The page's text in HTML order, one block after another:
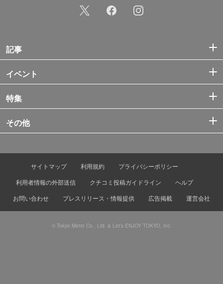
記事
イベント
特集
その他
サイトマップ 利用規約
プライバシーポリシー
利用者情報の外部送信
クチコミ投稿ガイドライン
ヘルプ
お問い合わせ
プレスリリース・情報提供 広告掲載 運営会社
© Tokyo Metro Co., Ltd. & Let’s ENJOY TOKYO, Inc.